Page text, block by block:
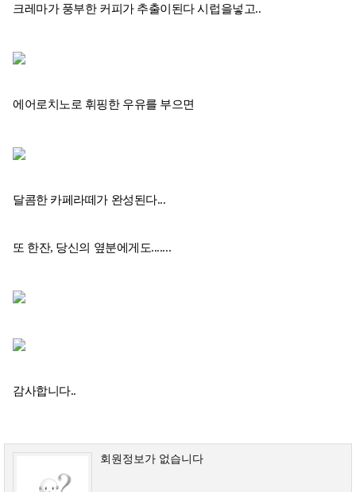
크레마가 풍부한 커피가 추출이된다 시럽을넣고..
에어로치노로 휘핑한 우유를 부으면
달콤한 카페라떼가 완성된다...
또 한잔, 당신의 옆분에게도.......
감사합니다..
회원정보가 없습니다